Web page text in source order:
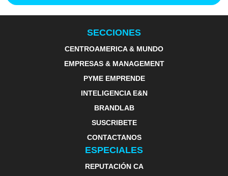
SECCIONES
CENTROAMERICA & MUNDO
EMPRESAS & MANAGEMENT
PYME EMPRENDE
INTELIGENCIA E&N
BRANDLAB
SUSCRIBETE
CONTACTANOS
ESPECIALES
REPUTACIÓN CA